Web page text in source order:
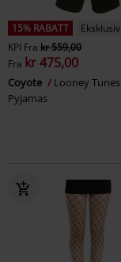
15% RABATT
Eksklusiv
KPI Fra kr 559,00
Fra kr 475,00
Coyote
Looney Tunes
Pyjamas